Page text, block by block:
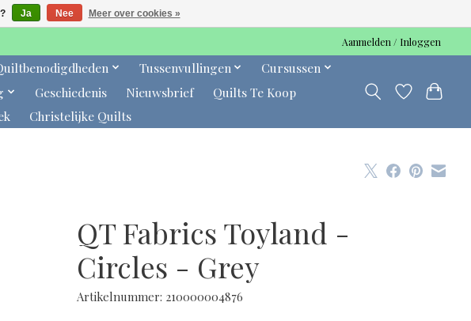
Aanmelden / Inloggen
Tussenvullingen
Cursussen
Geschiedenis Nieuwsbrief
Quilts Te Koop
Christelijke Quilts
QT Fabrics Toyland -
Circles - Grey
Artikelnummer: 210000004876
Ja Nee Meer over cookies »